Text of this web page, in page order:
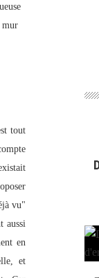
mur
tout
vu"
aussi
en
et